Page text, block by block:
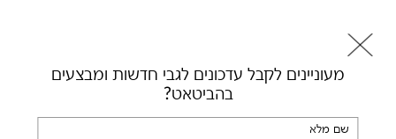
מעוניינים לקבל עדכונים לגבי חדשות ומבצעים
בהביטאט?
שם מלא